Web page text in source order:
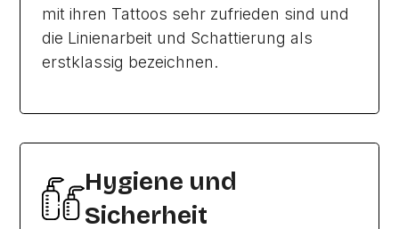
mit ihren Tattoos sehr zufrieden sind und
die Linienarbeit und Schattierung als
erstklassig bezeichnen.
Hygiene und
Sicherheit